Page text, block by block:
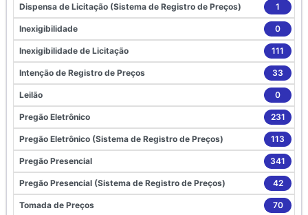
Dispensa de Licitação (Sistema de Registro de Preços) 1
Inexigibilidade 0
Inexigibilidade de Licitação 111
Intenção de Registro de Preços 33
Leilão 0
Pregão Eletrônico 231
Pregão Eletrônico (Sistema de Registro de Preços) 113
Pregão Presencial 341
Pregão Presencial (Sistema de Registro de Preços) 42
Tomada de Preços 70